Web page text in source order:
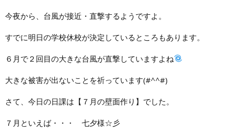
今夜から、台風が接近・直撃するようですよ。
すでに明日の学校休校が決定しているところもあります。
６月で２回目の大きな台風が直撃していますよね
大きな被害が出ないことを祈っています(#^^#)
さて、今日の日課は【７月の壁面作り】でした。
７月といえば・・・ 七夕様☆彡